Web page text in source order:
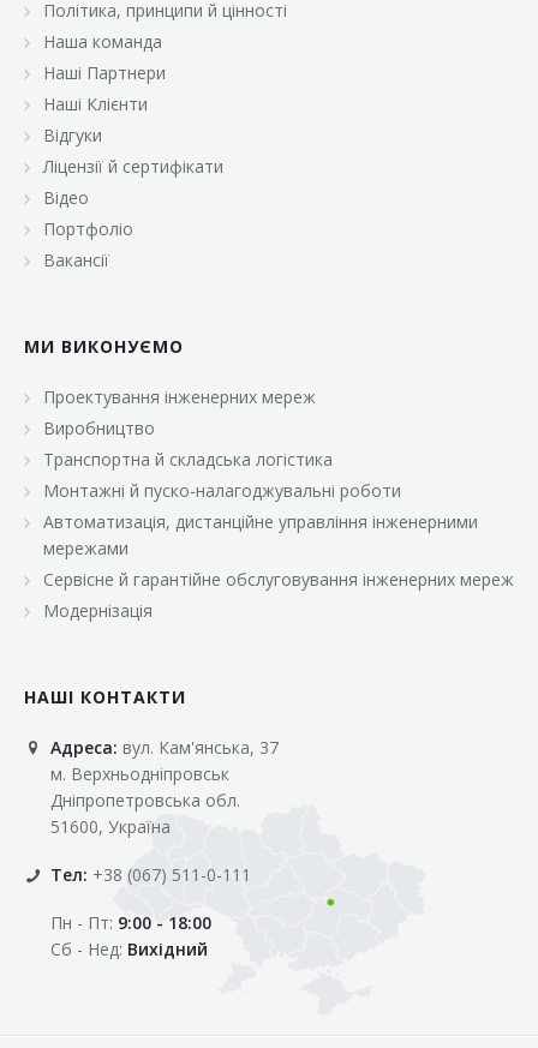
«Велмарт»
«ВК Експресс»
«Класс»
«Континент»
«Малинка»
«Марс»
«Оптовичок»
«Свіжачок»
«Сільпо»
«Фора»
«Фреш»
«Фуршет»
«Цент»
Політика, принципи й цінності
Наша команда
Наші Партнери
Наші Клієнти
Відгуки
Ліцензії й сертифікати
Відео
Портфоліо
Вакансії
МИ ВИКОНУЄМО
Проектування інженерних мереж
Виробництво
Транспортна й складська логістика
Монтажні й пуско-налагоджувальні роботи
Автоматизація, дистанційне управління інженерними
мережами
Сервісне й гарантійне обслуговування інженерних мереж
Модернізація
НАШІ КОНТАКТИ
Адреса: вул. Кам'янська, 37
м. Верхньодніпровськ
Дніпропетровська обл.
51600, Україна
Тел: +38 (067) 511-0-111
Пн - Пт: 9:00 - 18:00
Сб - Нед: Вихідний